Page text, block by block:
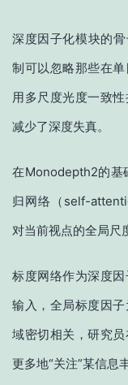
深度因子化模块的
制可以忽略那些在
用多尺度光度一致
减少了深度失真。
在Monodepth2的基
归网络（self-
对当前视点的全局尺
标度网络作为深度
输入，全局标度因
域密切相关，研究
更多地“关注”某信息